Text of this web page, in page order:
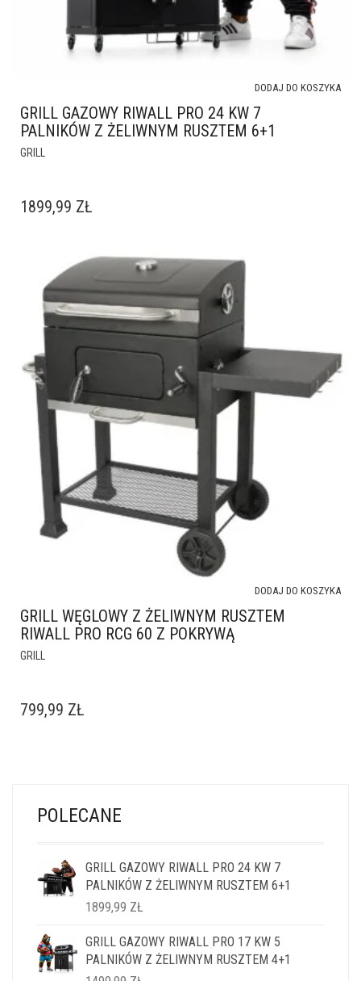
GRILL GAZOWY RIWALL PRO 24 KW 7
PALNIKÓW Z ŻELIWNYM RUSZTEM 6+1
GRILL
DODAJ DO KOSZYKA
1899,99 ZŁ
GRILL WĘGLOWY Z ŻELIWNYM RUSZTEM
RIWALL PRO RCG 60 Z POKRYWĄ
GRILL
DODAJ DO KOSZYKA
799,99 ZŁ
POLECANE
GRILL GAZOWY RIWALL PRO 24 KW 7
PALNIKÓW Z ŻELIWNYM RUSZTEM 6+1
1899,99 ZŁ
GRILL GAZOWY RIWALL PRO 17 KW 5
PALNIKÓW Z ŻELIWNYM RUSZTEM 4+1